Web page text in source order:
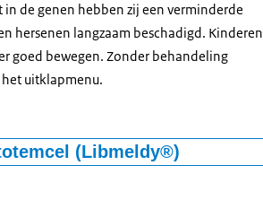
de genen hebben zij een verminderde
hersenen langzaam beschadigd. Kinderen
goed bewegen. Zonder behandeling
uitklapmenu.
(Libmeldy®)